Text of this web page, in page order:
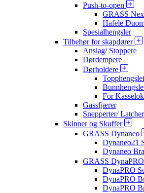
Push-to-open
GRASS
Hafele
Spesialhengsler
Tilbehør for skapdører
Anslag/ Stoppere
Dørdempere
Dørholdere
For
Gassfjærer
Snepperter/ Latcher
Skinner og Skuffer
GRASS Dynaneo
Dynaneo21
Dynaneo
GRASS DynaPRO
DynaPRO
DynaPRO
DynaPRO